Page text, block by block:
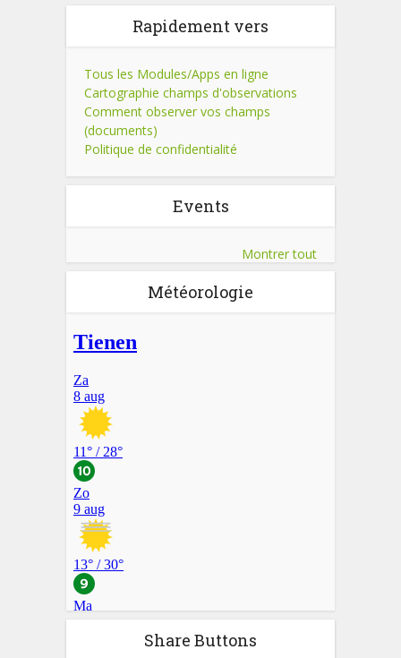
Rapidement vers
Tous les Modules/Apps en ligne
Cartographie champs d'observations
Comment observer vos champs
(documents)
Politique de confidentialité
Events
Montrer tout
Météorologie
Share Buttons